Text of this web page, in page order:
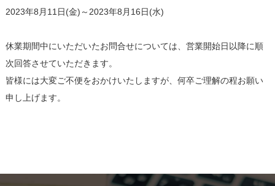
2023年8月11日(金)～2023年8月16日(水)
休業期間中にいただいたお問合せについては、営業開始日以降に順
次回答させていただきます。
皆様には大変ご不便をおかけいたしますが、何卒ご理解の程お願い
申し上げます。